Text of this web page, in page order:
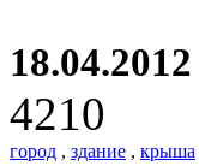
4210
город , здание , крыша